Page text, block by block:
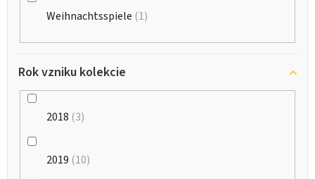
Weihnachtsspiele 1
Rok vzniku kolekcie
2018 3
2019 10